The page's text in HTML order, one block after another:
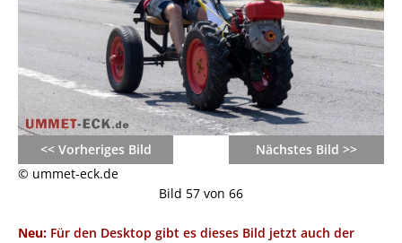
<< Vorheriges Bild
Nächstes Bild >>
© ummet-eck.de
Bild 57 von 66
Neu: Für den Desktop gibt es dieses Bild jetzt auch der